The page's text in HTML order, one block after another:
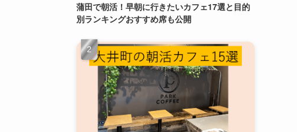
蒲田で朝活！早朝に行きたいカフェ17選と目的
別ランキングおすすめ席も公開